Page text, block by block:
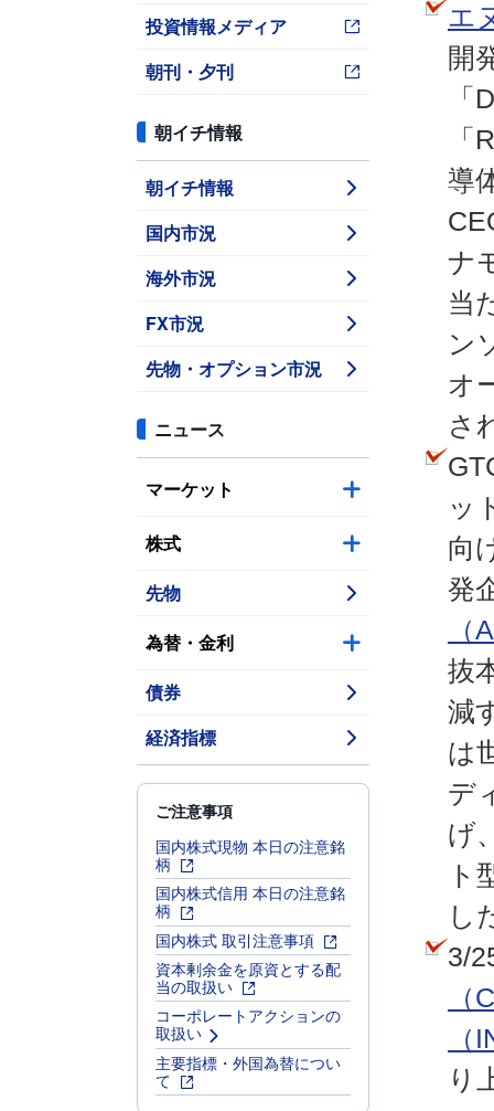
投資情報メディア
朝刊・夕刊
朝イチ情報
朝イチ情報
国内市況
海外市況
FX市況
先物・オプション市況
ニュース
マーケット
株式
先物
為替・金利
債券
経済指標
ご注意事項
国内株式現物 本日の注意銘
柄
国内株式信用 本日の注意銘
柄
国内株式 取引注意事項
資本剰余金を原資とする配
当の取扱い
コーポレートアクションの
取扱い
主要指標・外国為替につい
て
エ
開
導
ナ
当
ン
オ
さ
ッ
向
発
（
抜
減
は
デ
げ
ト
し
3/
（
（
り